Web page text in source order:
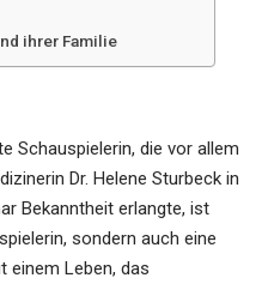
ihrer Familie
Schauspielerin, die vor allem
Dr. Helene Sturbeck in
Bekanntheit erlangte, ist
sondern auch eine
einem Leben, das